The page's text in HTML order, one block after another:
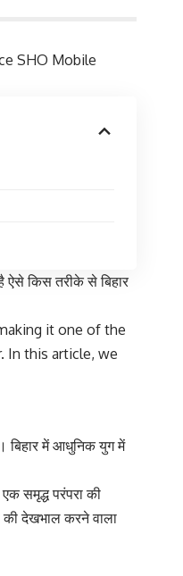
SHO Mobile
किस तरीके से बिहार
it one of the
In this article, we
बिहार में आधुनिक युग में
समृद्ध परंपरा की
की देखभाल करने वाला